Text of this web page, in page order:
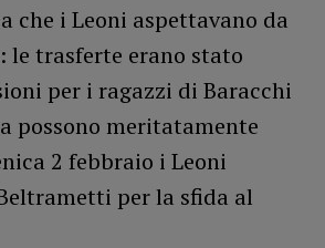
che i Leoni aspettavano da
le trasferte erano stato
per i ragazzi di Baracchi
possono meritatamente
2 febbraio i Leoni
per la sfida al